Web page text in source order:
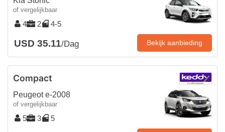
of vergelijkbaar
4 2 4-5
USD 35.11/Dag Bekijk aanbieding
Compact
Peugeot e-2008
of vergelijkbaar
5 3 5